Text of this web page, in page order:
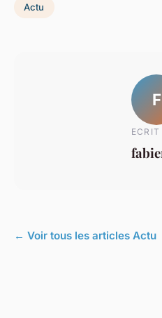
Actu
F
ECRIT
← Voir tous les articles Actu